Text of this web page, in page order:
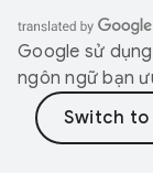
Google sử
ngôn ngữ bạn